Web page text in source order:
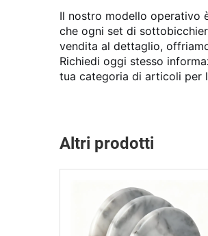
Il nostro modello operativo
che ogni set di
vendita al dettaglio,
Richiedi oggi stesso
tua categoria di articoli per
Altri prodotti